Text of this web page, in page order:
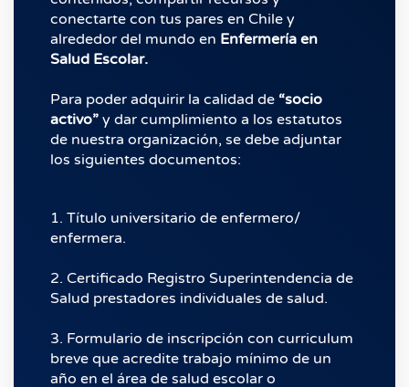
conectarte con tus pares en Chile y
alrededor del mundo en Enfermería en
Salud Escolar.
Para poder adquirir la calidad de “socio
activo” y dar cumplimiento a los estatutos
de nuestra organización, se debe adjuntar
los siguientes documentos:
1. Título universitario de enfermero/
enfermera.
2. Certificado Registro Superintendencia de
Salud prestadores individuales de salud.
3. Formulario de inscripción con curriculum
breve que acredite trabajo mínimo de un
año en el área de salud escolar o